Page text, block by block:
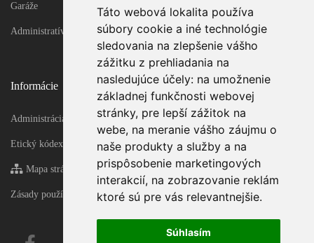
Táto webová lokalita používa
súbory cookie a iné technológie
sledovania na zlepšenie vášho
zážitku z prehliadania na
nasledujúce účely: na umožnenie
základnej funkčnosti webovej
stránky, pre lepší zážitok na
webe, na meranie vášho záujmu o
naše produkty a služby a na
prispôsobenie marketingových
interakcií, na zobrazovanie reklám
ktoré sú pre vás relevantnejšie.
Súhlasím
Garáže
Administratívne objekty
Informácie
Administrácia
Etický kódex
Mapa stránky
Zásady používania súborov cookie